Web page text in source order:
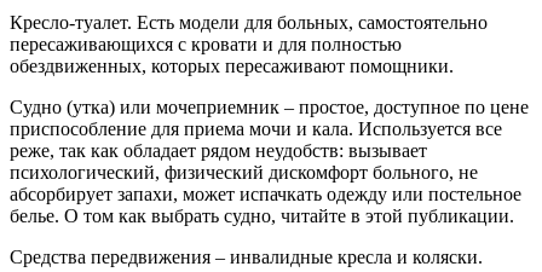
Кресло-туалет. Есть модели для больных, самостоятельно
пересаживающихся с кровати и для полностью
обездвиженных, которых пересаживают помощники.
Судно (утка) или мочеприемник – простое, доступное по цене
приспособление для приема мочи и кала. Используется все
реже, так как обладает рядом неудобств: вызывает
психологический, физический дискомфорт больного, не
абсорбирует запахи, может испачкать одежду или постельное
белье. О том как выбрать судно, читайте в этой публикации.
Средства передвижения – инвалидные кресла и коляски.